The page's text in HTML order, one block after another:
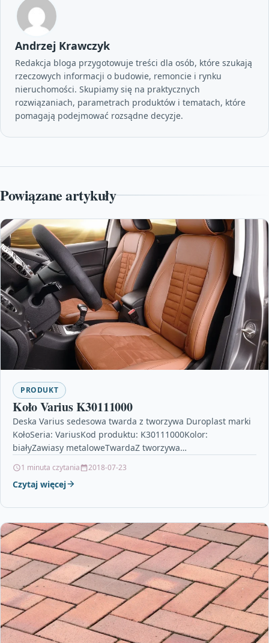
Andrzej Krawczyk
Redakcja bloga przygotowuje treści dla osób, które szukają
rzeczowych informacji o budowie, remoncie i rynku
nieruchomości. Skupiamy się na praktycznych
rozwiązaniach, parametrach produktów i tematach, które
pomagają podejmować rozsądne decyzje.
Powiązane artykuły
PRODUKT
Koło Varius K30111000
Deska Varius sedesowa twarda z tworzywa Duroplast marki
KołoSeria: VariusKod produktu: K30111000Kolor:
białyZawiasy metaloweTwardaZ tworzywa
dedykowana do misek podwieszanych z serii…
1 minuta czytania 2018-07-23
Czytaj więcej